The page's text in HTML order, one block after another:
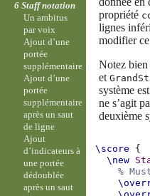
propriété
lignes
modifier
Notez bien
et
système
ne s’agit
deuxième
\score
{
\new
%
6 Staff notation
Un ambitus
par voix
Ajout d’une
portée
supplémentaire
Ajout d’une
portée
supplémentaire
après un saut
de ligne
Ajout
d’indicateurs à
une portée
dédoublée
après un saut